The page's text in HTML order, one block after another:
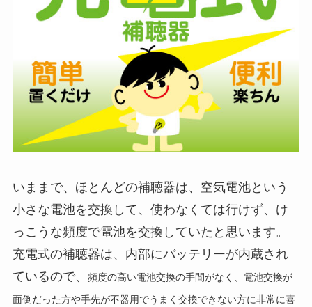
いままで、ほとんどの補聴器は、空気電池という
小さな電池を交換して、使わなくては行けず、け
っこうな頻度で電池を交換していたと思います。
充電式の補聴器は、内部にバッテリーが内蔵され
ているので、
頻度の高い電池交換の手間がなく、電池交換が
面倒だった方や手先が不器用でうまく交換できない方に非常に喜